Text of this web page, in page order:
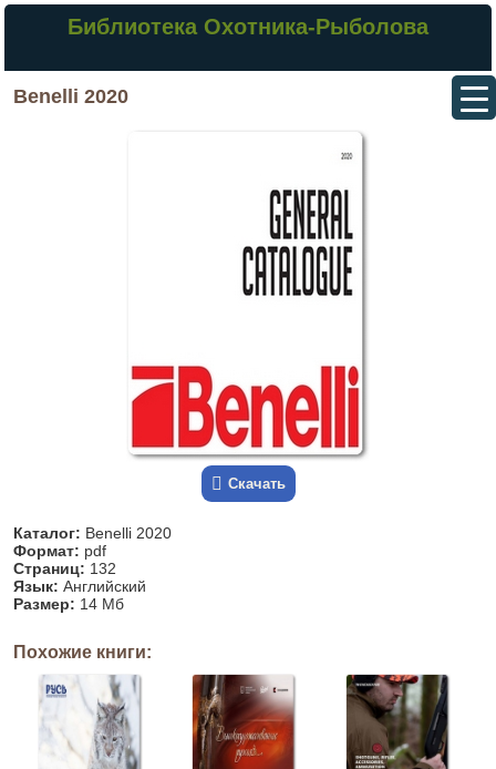
Библиотека Охотника-Рыболова
Benelli 2020
Скачать
Каталог: Benelli 2020
Формат: pdf
Страниц: 132
Язык: Английский
Размер: 14 Мб
Похожие книги: